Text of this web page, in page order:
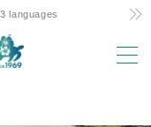
languages